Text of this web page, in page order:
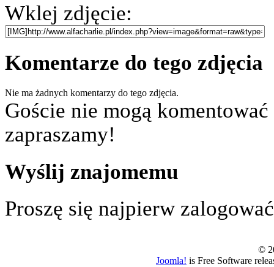
Wklej zdjęcie:
Komentarze do tego zdjęcia
Nie ma żadnych komentarzy do tego zdjęcia.
Goście nie mogą
zapraszamy!
Wyślij znajomemu
Proszę się najpierw
©
Joomla! is Free Software